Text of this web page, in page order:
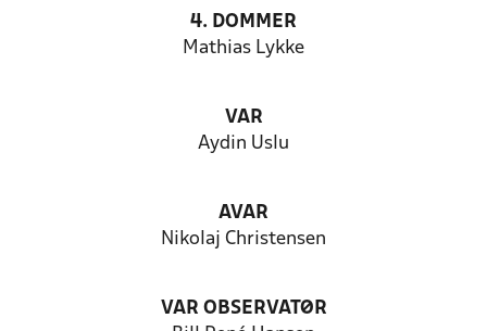
4. DOMMER
Mathias Lykke
VAR
Aydin Uslu
AVAR
Nikolaj Christensen
VAR OBSERVATØR